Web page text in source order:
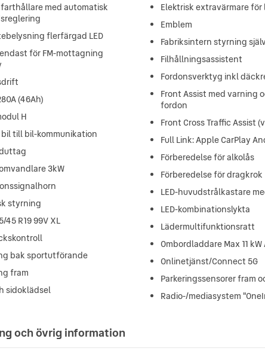
med automatisk
flerfärgad LED
för FM-mottagning
(46Ah)
H
bil till bil-kommunikation
3kW
styrning
45 R19 99V XL
bak sportutförande
fram
sidoklädsel
Elektrisk extravärmare
Emblem
Fabriksintern styrning
Filhållningsassistent
Fordonsverktyg inkl
Front Assist med varning
fordon
Front Cross Traffic Assist
Full Link: Apple CarPlay
Förberedelse för alkolås
Förberedelse för dragkrok
LED-huvudstrålkastare
LED-kombinationslykta
Lädermultifunktionsratt
Ombordladdare Max 11 kW
Onlinetjänst/Connect 5G
Parkeringssensorer fram
Radio-/mediasystem
och övrig information